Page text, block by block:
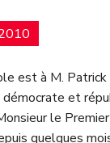
est à M. Patrick
et
le
quelques